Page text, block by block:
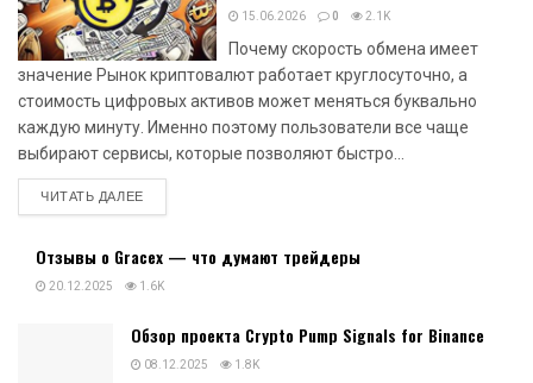
15.06.2026 0 2.1K
Почему скорость обмена имеет
значение Рынок криптовалют работает круглосуточно, а
стоимость цифровых активов может меняться буквально
каждую минуту. Именно поэтому пользователи все чаще
выбирают сервисы, которые позволяют быстро...
ЧИТАТЬ ДАЛЕЕDETAILS
Отзывы о Gracex — что думают трейдеры
20.12.2025 1.6K
Обзор проекта Crypto Pump Signals for Binance
08.12.2025 1.8K